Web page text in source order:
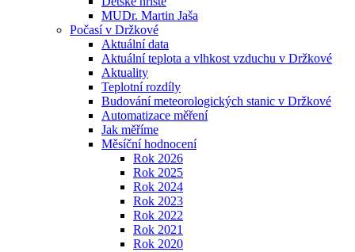
MUDr. Martin Jaša
Počasí v Držkové
Aktuální data
Aktuální teplota a vlhkost vzduchu v Držkové
Aktuality
Teplotní rozdíly
Budování meteorologických stanic v Držkové
Automatizace měření
Jak měříme
Měsíční hodnocení
Rok 2026
Rok 2025
Rok 2024
Rok 2023
Rok 2022
Rok 2021
Rok 2020